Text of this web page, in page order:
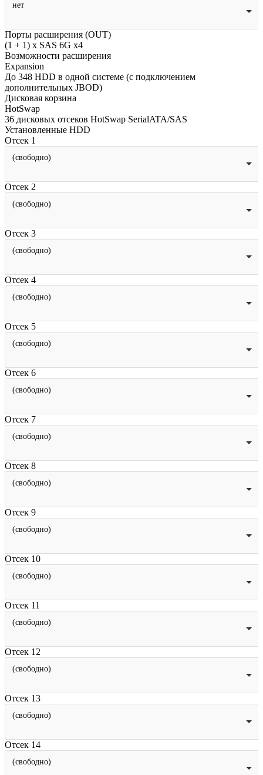
нет
Порты расширения (OUT)
(1 + 1) x SAS 6G x4
Возможности расширения
Expansion
До 348 HDD в одной системе (с подключением
дополнительных JBOD)
Дисковая корзина
HotSwap
36 дисковых отсеков HotSwap SerialATA/SAS
Установленные HDD
Отсек 1
(свободно)
Отсек 2
(свободно)
Отсек 3
(свободно)
Отсек 4
(свободно)
Отсек 5
(свободно)
Отсек 6
(свободно)
Отсек 7
(свободно)
Отсек 8
(свободно)
Отсек 9
(свободно)
Отсек 10
(свободно)
Отсек 11
(свободно)
Отсек 12
(свободно)
Отсек 13
(свободно)
Отсек 14
(свободно)